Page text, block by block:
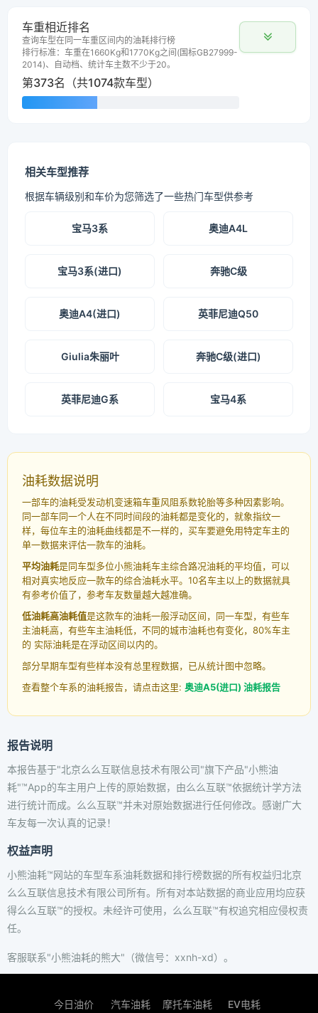
车重相近排名
查询车型在同一车重区间内的油耗排行榜
排行标准：车重在1660Kg和1770Kg之间(国标GB27999-
2014)、自动档、统计车主数不少于20。
第373名（共1074款车型）
相关车型推荐
根据车辆级别和车价为您筛选了一些热门车型供参考
宝马3系 奥迪A4L
宝马3系(进口) 奔驰C级
奥迪A4(进口) 英菲尼迪Q50
Giulia朱丽叶 奔驰C级(进口)
英菲尼迪G系 宝马4系
油耗数据说明
一部车的油耗受发动机变速箱车重风阻系数轮胎等多种因素影响。
同一部车同一个人在不同时间段的油耗都是变化的，就象指纹一
样，每位车主的油耗曲线都是不一样的，买车要避免用特定车主的
单一数据来评估一款车的油耗。
平均油耗是同车型多位小熊油耗车主综合路况油耗的平均值，可以
相对真实地反应一款车的综合油耗水平。10名车主以上的数据就具
有参考价值了，参考车友数量越大越准确。
低油耗高油耗值是这款车的油耗一般浮动区间，同一车型，有些车
主油耗高，有些车主油耗低，不同的城市油耗也有变化，80%车主
的 实际油耗是在浮动区间以内的。
部分早期车型有些样本没有总里程数据，已从统计图中忽略。
查看整个车系的油耗报告，请点击这里: 奥迪A5(进口) 油耗报告
报告说明
本报告基于"北京么么互联信息技术有限公司"旗下产品"小熊油
耗"™App的车主用户上传的原始数据，由么么互联™依据统计学方法
进行统计而成。么么互联™并未对原始数据进行任何修改。感谢广大
车友每一次认真的记录！
权益声明
小熊油耗™网站的车型车系油耗数据和排行榜数据的所有权益归北京
么么互联信息技术有限公司所有。所有对本站数据的商业应用均应获
得么么互联™的授权。未经许可使用，么么互联™有权追究相应侵权责
任。
客服联系"小熊油耗的熊大"（微信号：xxnh-xd）。
今日油价 汽车油耗 摩托车油耗 EV电耗